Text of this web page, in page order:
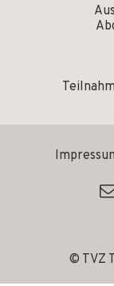
© TVZ